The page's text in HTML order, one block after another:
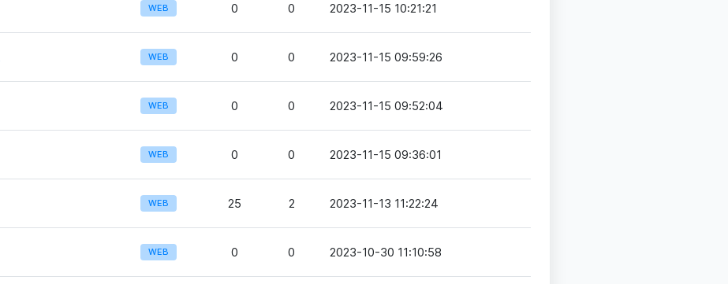
WEB 0 0 2023-11-15 10:21:21
WEB 0 0 2023-11-15 09:59:26
WEB 0 0 2023-11-15 09:52:04
WEB 0 0 2023-11-15 09:36:01
WEB 25 2 2023-11-13 11:22:24
WEB 0 0 2023-10-30 11:10:58